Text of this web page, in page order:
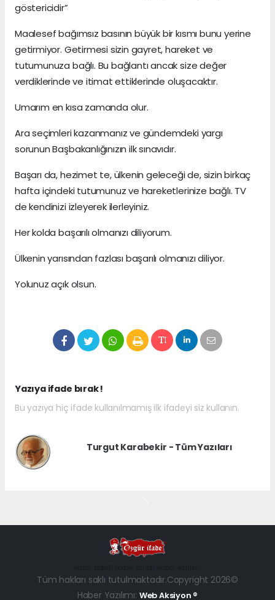
göstericidir”
Maalesef bağımsız basının büyük bir kısmı bunu yerine
getirmiyor. Getirmesi sizin gayret, hareket ve
tutumunuza bağlı. Bu bağlantı ancak size değer
verdiklerinde ve itimat ettiklerinde oluşacaktır.
Umarım en kısa zamanda olur.
Ara seçimleri kazanmanız ve gündemdeki yargı
sorunun Başbakanlığınızın ilk sınavıdır.
Başarı da, hezimet te, ülkenin geleceği de, sizin birkaç
hafta içindeki tutumunuz ve hareketlerinize bağlı. TV
de kendinizi izleyerek ilerleyiniz.
Her kolda başarılı olmanızı diliyorum.
Ülkenin yarısından fazlası başarılı olmanızı diliyor.
Yolunuz açık olsun.
Yazıya ifade bırak !
Bu yazıya hiç ifade kullanılmamış ilk ifadeyi siz kullanın.
Turgut Karabekir - Tüm Yazıları
Tüm hakları saklı tutulmaktadır.Copyright 2026©
Haber Yazılımı: Web Aksiyon ®